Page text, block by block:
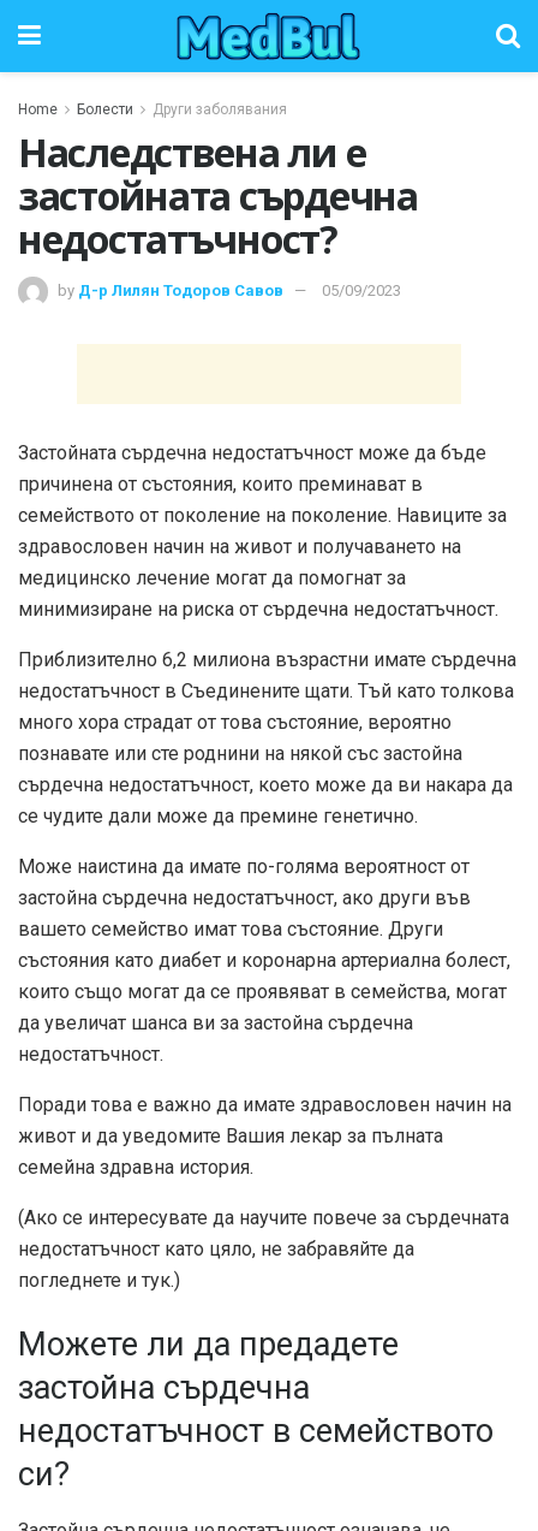
Home Болести Други заболявания
Наследствена ли е
застойната сърдечна
недостатъчност?
by Д-р Лилян Тодоров Савов 05/09/2023
Застойната сърдечна недостатъчност може да бъде
причинена от състояния, които преминават в
семейството от поколение на поколение. Навиците за
здравословен начин на живот и получаването на
медицинско лечение могат да помогнат за
минимизиране на риска от сърдечна недостатъчност.
Приблизително 6,2 милиона възрастни имате сърдечна
недостатъчност в Съединените щати. Тъй като толкова
много хора страдат от това състояние, вероятно
познавате или сте роднини на някой със застойна
сърдечна недостатъчност, което може да ви накара да
се чудите дали може да премине генетично.
Може наистина да имате по-голяма вероятност от
застойна сърдечна недостатъчност, ако други във
вашето семейство имат това състояние. Други
състояния като диабет и коронарна артериална болест,
които също могат да се проявяват в семейства, могат
да увеличат шанса ви за застойна сърдечна
недостатъчност.
Поради това е важно да имате здравословен начин на
живот и да уведомите Вашия лекар за пълната
семейна здравна история.
(Ако се интересувате да научите повече за сърдечната
недостатъчност като цяло, не забравяйте да
погледнете и тук.)
Можете ли да предадете
застойна сърдечна
недостатъчност в семейството
си?